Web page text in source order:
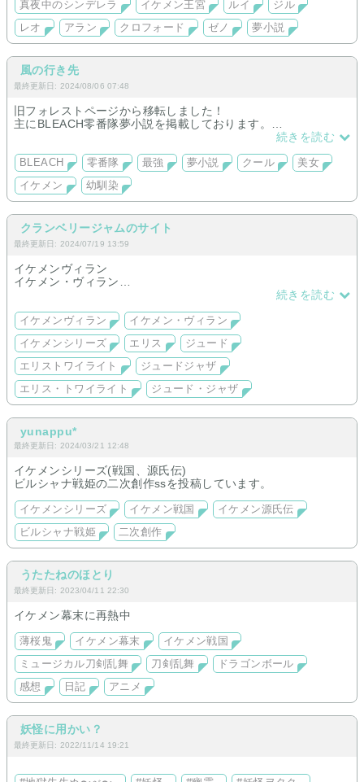
宮殿となっております。
しかも置いてあるのは初期メンバーの
お話だけとなっております…。
同胞の方は束の間のひと時を
楽しんで頂けたら幸いです。
どうかごゆるりとお寛ぎ下さいませ。
Sotodura Queen Palace
管理人：蓬莱=ハワード
真夜中のシンデレラ イケメン王宮 ルイ
ジル
レオ
アラン クロフォード ゼノ 夢小説
風の行き先
最終更新日: 2024/08/06 07:48
旧フォレストページから移転しました！
主にBLEACH零番隊夢小説を掲載しております。
〜最強クールな夢主×夢主溺愛副隊長＋愉快な仲間たち〜
続きを読む
BLEACH 零番隊 最強 夢小説 クール
美女
イケメン
幼馴染
クランベリージャムのサイト
最終更新日: 2024/07/19 13:59
イケメンヴィラン
イケメン・ヴィラン
ジュード
エリストワイライト
ジュードジャザ
エリス・トワイライト
ジュード・ジャザ
続きを読む
イケメンヴィラン
イケメン・ヴィラン
イケメンシリーズ
エリス
ジュード
エリストワイライト
ジュードジャザ
エリス・トワイライト
ジュード・ジャザ
yunappu*
最終更新日: 2024/03/21 12:48
イケメンシリーズ(戦国、源氏伝)
ビルシャナ戦姫の二次創作ssを投稿しています。
イケメンシリーズ イケメン戦国
イケメン源氏伝
ビルシャナ戦姫
二次創作
うたたねのほとり
最終更新日: 2023/04/11 22:30
イケメン幕末に再熱中
薄桜鬼 イケメン幕末
イケメン戦国
ミュージカル刀剣乱舞
刀剣乱舞
ドラゴンボール
感想
日記 アニメ
妖怪に用かい？
最終更新日: 2022/11/14 19:21